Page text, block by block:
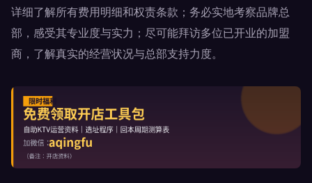
详细了解所有费用明细和权责条款；务必实地考察品牌总
部，感受其专业度与实力；尽可能拜访多位已开业的加盟
商，了解真实的经营状况与总部支持力度。